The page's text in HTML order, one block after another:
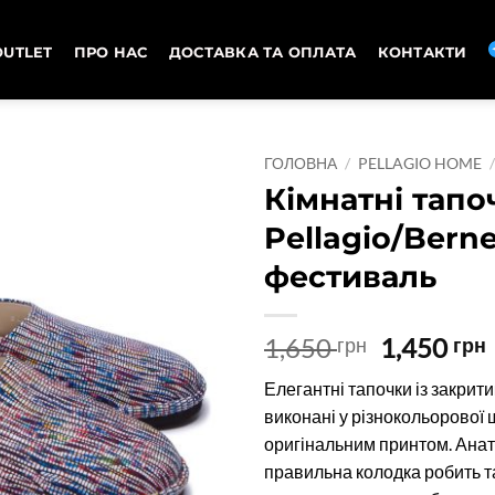
ПРО НАС ДОСТАВКА ТА ОПЛАТА КОНТАКТИ
ГОЛОВНА / PELLAGIO HOME /
Кімнатні
Pellagio/
фестиваль
1,650грн
ціна:
1,650
1,450 грн
Елегантні тапочки із
виконані у різнокольорової
оригінальним принтом.
правильна колодка робить